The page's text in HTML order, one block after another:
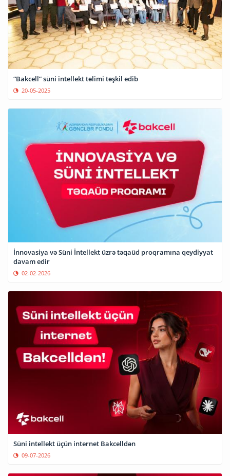
“Bakcell” süni intellekt təlimi təşkil edib
20-05-2025
⁠İnnovasiya və Süni İntellekt üzrə təqaüd proqramına qeydiyyat
davam edir
02-02-2026
Süni intellekt üçün internet Bakcelldən
09-07-2026